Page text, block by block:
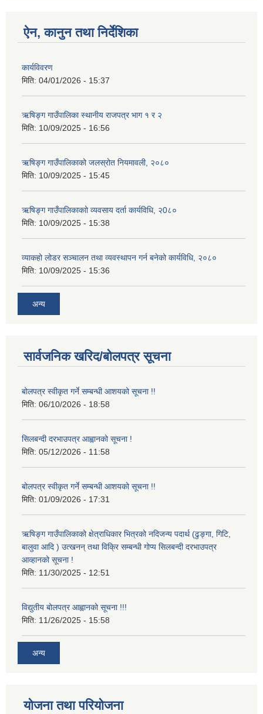
ऐन, कानुन तथा निर्देशिका
कार्यविवरण
मिति: 04/01/2026 - 15:37
ऋषिङ्ग गाउँपालिका स्थानीय राजपत्र भाग १ र २
मिति: 10/09/2025 - 16:56
ऋषिङ्ग गाउँपालिकाको जलस्रोत नियमावली, २०८०
मिति: 10/09/2025 - 15:45
ऋषिङ्ग गाउँपालिकाकाो व्यवसाय दर्ता कार्यविधि, २0८०
मिति: 10/09/2025 - 15:38
व्याकहो लोडर सञ्चालन तथा व्यवस्थापन गर्न बनेको कार्यविधि, २०८०
मिति: 10/09/2025 - 15:36
अन्य
सार्वजनिक खरिद/बोलपत्र सूचना
बोलपत्र स्वीकृत गर्ने सम्बन्धी आशयको सूचना !!
मिति: 06/10/2026 - 18:58
सिलबन्दी दरभाउपत्र आह्वानको सूचना !
मिति: 05/12/2026 - 11:58
बोलपत्र स्वीकृत गर्ने सम्बन्धी आशयको सूचना !!
मिति: 01/09/2026 - 17:31
ऋषिङ्ग गाउँपालिकाको क्षेत्राधिकार भित्रको नदिजन्य पदार्थ (ढुङ्गा, गिटि,
बालुवा आदि ) उत्खनन् तथा विक्रि सम्बन्धी गोप्य सिलबन्दी दरभाउपत्र
आव्हानको सूचना !
मिति: 11/30/2025 - 12:51
विद्युतीय बोलपत्र आह्वानको सूचना !!!
मिति: 11/26/2025 - 15:58
अन्य
योजना तथा परियोजना